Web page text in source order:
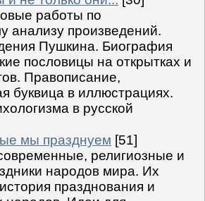
работы по
анализу произведений.
Пушкина. Биография
пословицы на открытках и
Правописание,
буквица в иллюстрациях.
в русской
мы празднуем [51]
религиозные и
народов мира. Их
празднования и